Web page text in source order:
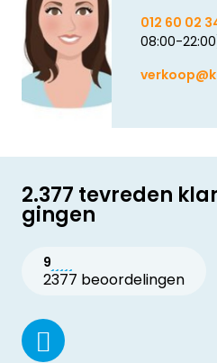
012 60 02
08:00-
2.377 tevreden
gingen
9
2377 beoordelingen